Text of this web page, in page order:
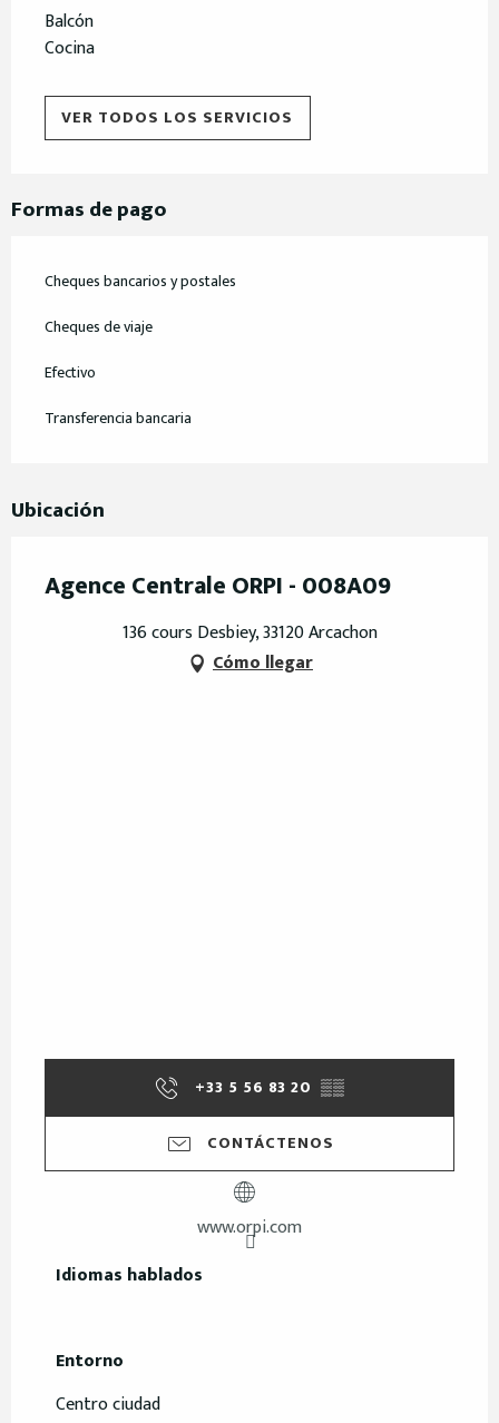
Balcón
Cocina
VER TODOS LOS SERVICIOS
Formas de pago
Cheques bancarios y postales
Cheques de viaje
Efectivo
Transferencia bancaria
Ubicación
Agence Centrale ORPI - 008A09
136 cours Desbiey, 33120 Arcachon
Cómo llegar
+33 5 56 83 20 ▒▒
CONTÁCTENOS
www.orpi.com
Idiomas hablados
Idiomas hablados
Entorno
Entorno
Centro ciudad